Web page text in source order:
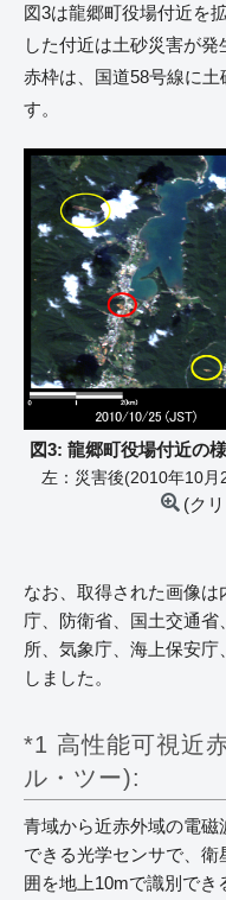
図3は龍郷町役場付近を
した付近は土砂災害が
赤枠は、国道58号線に
す。
図3: 龍郷町役場付近の
左：災害後(2010年10
(ク
なお、取得された画像
庁、防衛省、国土交通
所、気象庁、海上保安
しました。
*1 高性能可視近
ル・ツー):
青域から近赤外域の電
できる光学センサで、
囲を地上10mで識別でき